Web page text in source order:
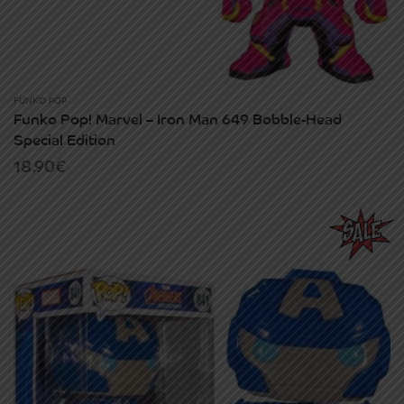
FUNKO POP
Funko Pop! Marvel – Iron Man 649 Bobble-Head
Special Edition
18.90€